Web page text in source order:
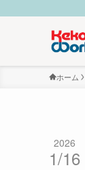
ホーム
2026
1/16